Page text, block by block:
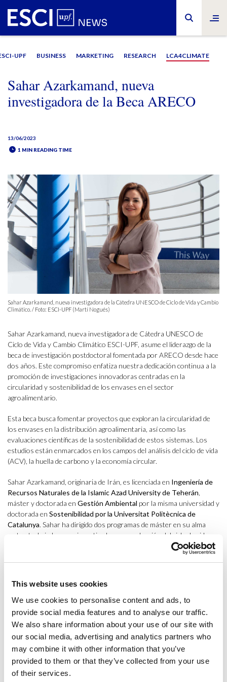
This website uses cookies
We use cookies to personalise content and ads, to
provide social media features and to analyse our traffic.
We also share information about your use of our site with
our social media, advertising and analytics partners who
may combine it with other information that you’ve
provided to them or that they’ve collected from your use
of their services.
UPF BUSINESS MARKETING RESEARCH LCA4CLIMATE
Sahar Azarkamand, nueva
investigadora de la Beca ARECO
13/06/2023
1 MIN READING TIME
Sahar Azarkamand, nueva investigadora de la Cátedra UNESCO de Ciclo de Vida y Cambio
Climático. / Foto: ESCI-UPF (Martí Nogués)
Sahar Azarkamand, nueva investigadora de Cátedra UNESCO de
Ciclo de Vida y Cambio Climático ESCI-UPF, asume el liderazgo de la
beca de investigación postdoctoral fomentada por ARECO desde hace
dos años. Este compromiso enfatiza nuestra dedicación continua a la
promoción de investigaciones innovadoras centradas en la
circularidad y sostenibilidad de los envases en el sector
agroalimentario.
Esta beca busca fomentar proyectos que exploran la circularidad de
los envases en la distribución agroalimentaria, así como las
evaluaciones científicas de la sostenibilidad de estos sistemas. Los
estudios están enmarcados en los campos del análisis del ciclo de vida
(ACV), la huella de carbono y la economía circular.
Sahar Azarkamand, originaria de Irán, es licenciada en Ingeniería de
Recursos Naturales de la Islamic Azad University de Teherán,
máster y doctorada en Gestión Ambiental por la misma universidad y
doctorada en Sostenibilidad por la Universitat Politècnica de
Catalunya. Sahar ha dirigido dos programas de máster en su alma
mater, trabajado como investigadora en evaluación del ciclo de vida en
el centro tecnológico BETA y ha contribuido a proyectos europeos
relevantes, incluyendo Circular Biocarbon y Fertimanure. También es
gestión ambiental de las ciudades.
Como responsable de la beca ARECO, Sahar estará al frente de
varios proyectos que analizan la circularidad de los envases en la
distribución agroalimentaria, evalúan el desperdicio alimentario
durante el transporte y la conservación en el punto de venta, y
estudian las ventajas del uso de material reciclado en la fabricación de
nuevos envases, entre otras áreas de interés.